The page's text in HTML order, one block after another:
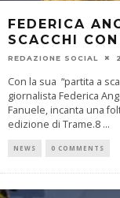
FEDERICA
SCACCHI
REDAZIONE SOCIAL
Con la sua “partita a
giornalista Federica
Fanuele, incanta una
edizione di Trame.8 ...
NEWS 0 COMMENTS